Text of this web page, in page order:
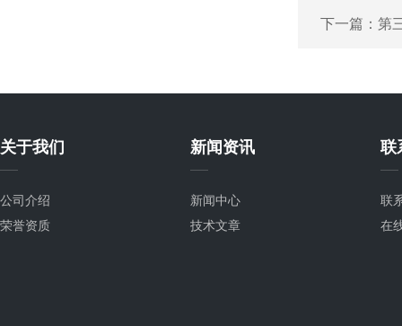
下一篇： 第
关于我们
公司介绍
荣誉资质
新闻资讯
新闻中心
技术文章
联
联
在